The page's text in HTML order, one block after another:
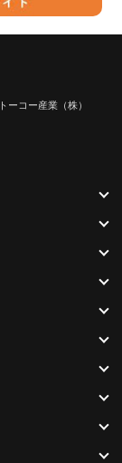
ーコー産業（株）